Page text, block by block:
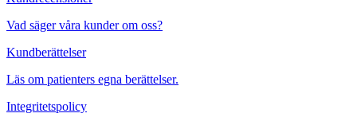
Vad säger våra kunder om oss?
Kundberättelser
Läs om patienters egna berättelser.
Integritetspolicy